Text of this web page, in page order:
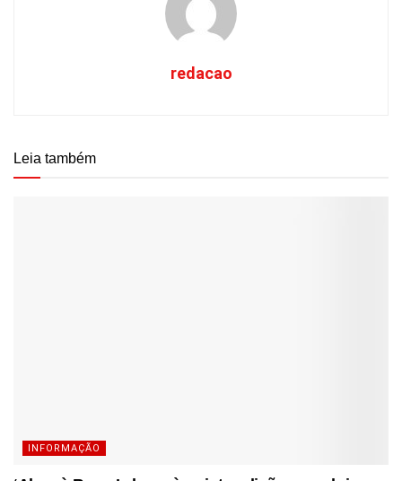
redacao
Leia também
INFORMAÇÃO